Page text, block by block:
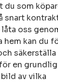
du som
snart
oss
kan du
en
av vilka